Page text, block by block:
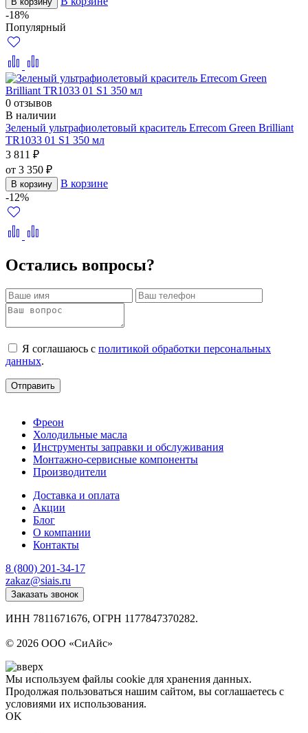
-18%
Популярный
0 отзывов
В наличии
Зеленый ультрафиолетовый краситель Errecom Green Brilliant
TR1033 01 S1 350 мл
3 811 ₽
от 3 350 ₽
В корзину
В корзине
-12%
Остались вопросы?
Я соглашаюсь с политикой обработки персональных
данных.
Отправить
Фреон
Холодильные масла
Инструменты заправки и обслуживания
Монтажно‑сервисные компоненты
Производители
Доставка и оплата
Акции
Блог
О компании
Контакты
8 (800) 201-34-17
zakaz@siais.ru
Заказать звонок
ИНН 7811671676, ОГРН 1177847370282.
© 2026 ООО «СиАйс»
Мы используем файлы cookie для хранения данных.
Продолжая пользоваться нашим сайтом, вы соглашаетесь с
условиями их использования.
OK